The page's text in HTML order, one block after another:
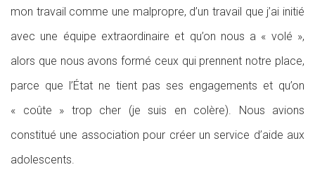
mon travail comme une malpropre, d’un travail que j’ai initié
avec une équipe extraordinaire et qu’on nous a « volé »,
alors que nous avons formé ceux qui prennent notre place,
parce que l’État ne tient pas ses engagements et qu’on
« coûte » trop cher (je suis en colère). Nous avions
constitué une association pour créer un service d’aide aux
adolescents.